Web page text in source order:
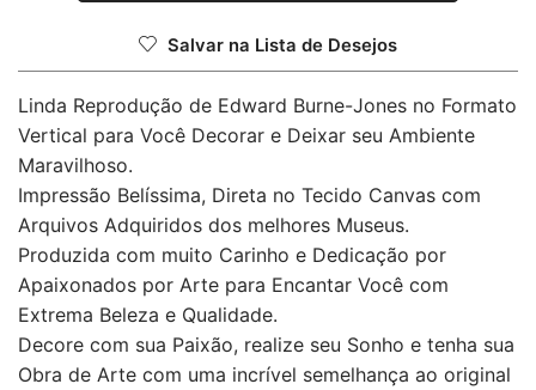
Salvar na Lista de Desejos
Linda Reprodução de Edward Burne-Jones no Formato
Vertical para Você Decorar e Deixar seu Ambiente
Maravilhoso.
Impressão Belíssima, Direta no Tecido Canvas com
Arquivos Adquiridos dos melhores Museus.
Produzida com muito Carinho e Dedicação por
Apaixonados por Arte para Encantar Você com
Extrema Beleza e Qualidade.
Decore com sua Paixão, realize seu Sonho e tenha sua
Obra de Arte com uma incrível semelhança ao original